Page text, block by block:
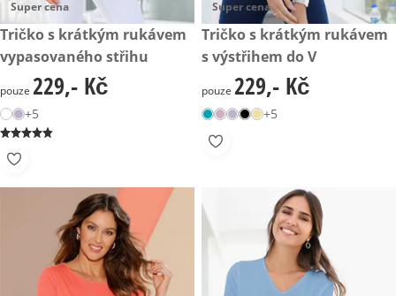
Super cena
229,- Kč
Tričko s krátkým rukávem
vypasovaného střihu
229,- Kč
pouze 229,- Kč
+5
Super cena
229,- Kč
Tričko s krátkým rukávem
s výstřihem do V
229,- Kč
pouze 229,- Kč
+5